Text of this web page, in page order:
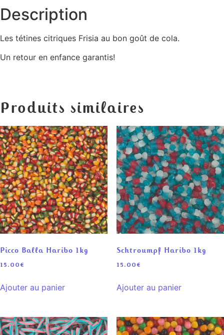
Description
Les tétines citriques Frisia au bon goût de cola.
Un retour en enfance garantis!
Produits similaires
Picco Balla Haribo 1kg
15.00€
Ajouter au panier
Schtroumpf Haribo 1kg
15.00€
Ajouter au panier